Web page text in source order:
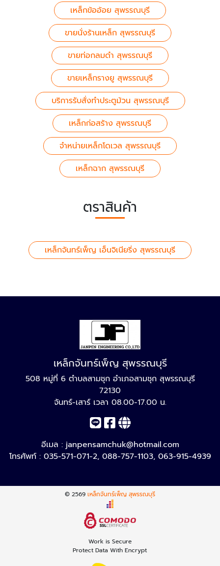
เหล็กข้ออ้อย สุพรรณบุรี
ขายนั่งร้านเหล็ก สุพรรณบุรี
ขายท่อกลมดำ สุพรรณบุรี
ขายเหล็กรางยู สุพรรณบุรี
บริการรับสั่งทำประตูม้วน สุพรรณบุรี
เหล็กก่อสร้าง สุพรรณบุรี
จำหน่ายเหล็กโดเวล สุพรรณบุรี
เหล็กฉาก สุพรรณบุรี
ตราสินค้า
เหล็กจันทร์เพ็ญ เอ็นจิเนียริ่ง สุพรรณบุรี
เหล็กจันทร์เพ็ญ สุพรรณบุรี
508 หมู่ที่ 6 ตำบลสามชุก อำเภอสามชุก สุพรรณบุรี
72130
จันทร์-เสาร์ เวลา 08.00-17.00 น.
อีเมล : janpensamchuk@hotmail.com
โทรศัพท์ : 035-571-071-2, 088-757-1103, 063-915-4939
© 2569 เหล็กจันทร์เพ็ญ สุพรรณบุรี
Work is Secure
Protect Data With Encrypt